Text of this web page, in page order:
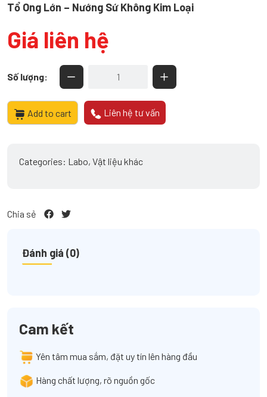
Tổ Ong Lớn – Nướng Sứ Không Kim Loại
Giá liên hệ
Số lượng:
Tổ
Nướng
Loại
Add to cart Liên hệ tư vấn
Categories: Labo, Vật liệu khác
Chia sẻ
Đánh giá (0)
Cam kết
Yên tâm mua sắm, đặt uy tín lên hàng đầu
Hàng chất lượng, rõ nguồn gốc